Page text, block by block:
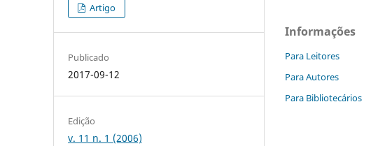
Artigo
Publicado
2017-09-12
Edição
v. 11 n. 1 (2006)
Informações
Para Leitores
Para Autores
Para Bibliotecários